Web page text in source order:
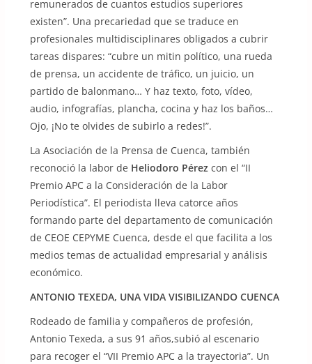
remunerados de cuantos estudios superiores
existen”. Una precariedad que se traduce en
profesionales multidisciplinares obligados a cubrir
tareas dispares: “cubre un mitin político, una rueda
de prensa, un accidente de tráfico, un juicio, un
partido de balonmano… Y haz texto, foto, vídeo,
audio, infografías, plancha, cocina y haz los baños…
Ojo, ¡No te olvides de subirlo a redes!”.
La Asociación de la Prensa de Cuenca, también
reconoció la labor de Heliodoro Pérez con el “II
Premio APC a la Consideración de la Labor
Periodística”. El periodista lleva catorce años
formando parte del departamento de comunicación
de CEOE CEPYME Cuenca, desde el que facilita a los
medios temas de actualidad empresarial y análisis
económico.
ANTONIO TEXEDA, UNA VIDA VISIBILIZANDO CUENCA
Rodeado de familia y compañeros de profesión,
Antonio Texeda, a sus 91 años,subió al escenario
para recoger el “VII Premio APC a la trayectoria”. Un